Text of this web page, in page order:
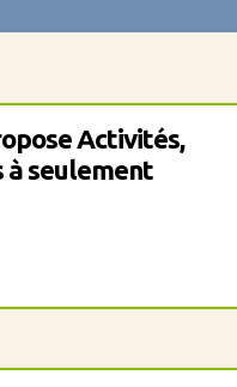
Activités,
à seulement